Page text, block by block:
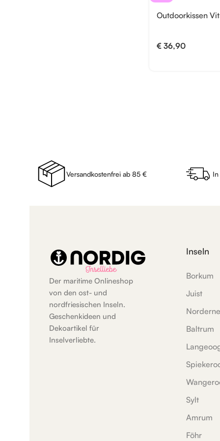
Outdoorkissen
€ 36,90
Versandkostenfrei ab 85 €
Der maritime Onlineshop
von den ost- und
nordfriesischen Inseln.
Geschenkideen und
Dekoartikel für
Inselverliebte.
Inseln
Borkum
Juist
Baltrum
Sylt
Amrum
Föhr